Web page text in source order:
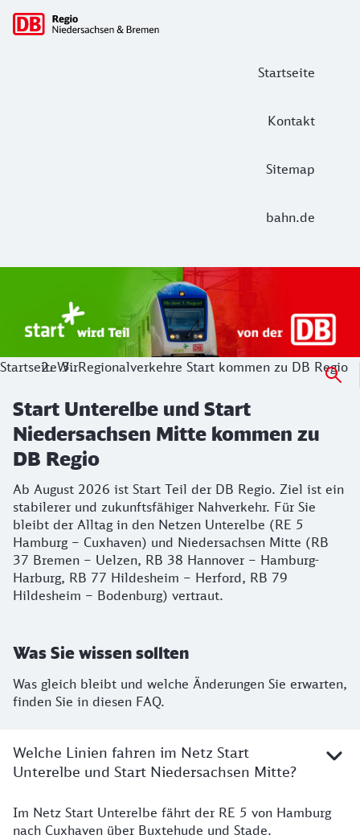
Startseite
Kontakt
Sitemap
bahn.de
Hauptnavigation
Start Unterelbe und Start
Ab August 2026 ist Start Teil der DB Regio. Ziel ist ein
StartseiteWirRegionalverkehre Start kommen zu DB Regio
Start Unterelbe und Start
Niedersachsen Mitte kommen zu
DB Regio
Ab August 2026 ist Start Teil der DB Regio. Ziel ist ein
stabilerer und zukunftsfähiger Nahverkehr. Für Sie
bleibt der Alltag in den Netzen Unterelbe (RE 5
Hamburg – Cuxhaven) und Niedersachsen Mitte (RB
37 Bremen – Uelzen, RB 38 Hannover – Hamburg-
Harburg, RB 77 Hildesheim – Herford, RB 79
Hildesheim – Bodenburg) vertraut.
Was Sie wissen sollten
Was gleich bleibt und welche Änderungen Sie erwarten,
finden Sie in diesen FAQ.
Welche Linien fahren im Netz Start
Unterelbe und Start Niedersachsen Mitte?
Details
Im Netz Start Unterelbe fährt der RE 5 von Hamburg
nach Cuxhaven über Buxtehude und Stade.